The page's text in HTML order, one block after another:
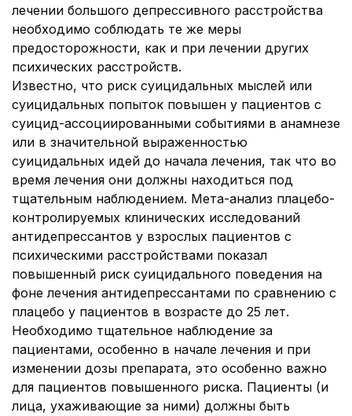
лечении большого депрессивного расстройства
необходимо соблюдать те же меры
предосторожности, как и при лечении других
психических расстройств.
Известно, что риск суицидальных мыслей или
суицидальных попыток повышен у пациентов с
суицид-ассоциированными событиями в анамнезе
или в значительной выраженностью
суицидальных идей до начала лечения, так что во
время лечения они должны находиться под
тщательным наблюдением. Мета-анализ плацебо-
контролируемых клинических исследований
антидепрессантов у взрослых пациентов с
психическими расстройствами показал
повышенный риск суицидального поведения на
фоне лечения антидепрессантами по сравнению с
плацебо у пациентов в возрасте до 25 лет.
Необходимо тщательное наблюдение за
пациентами, особенно в начале лечения и при
изменении дозы препарата, это особенно важно
для пациентов повышенного риска. Пациенты (и
лица, ухаживающие за ними) должны быть